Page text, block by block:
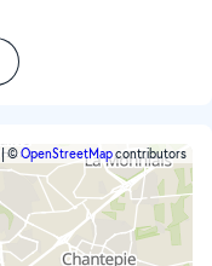
|©OpenStreetMapcontributors